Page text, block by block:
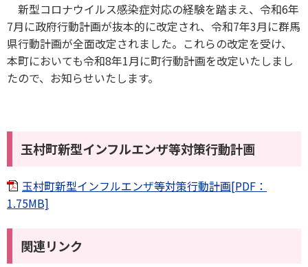
新型コロナウイルス感染症対応の経験を踏まえ、令和6年
7月に政府行動計画が抜本的に改定され、令和7年3月に群馬
県行動計画が全面改定されました。これらの改定を受け、
本町においても令和8年1月に町行動計画を改定いたしまし
たので、お知らせいたします。
玉村町新型インフルエンザ等対策行動計画
玉村町新型インフルエンザ等対策行動計画[PDF：
1.75MB]
関連リンク